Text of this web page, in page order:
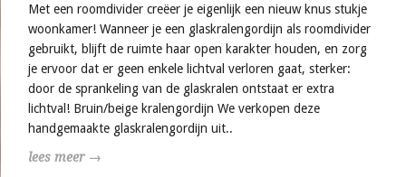
Met een roomdivider creëer je eigenlijk een nieuw knus stukje
woonkamer! Wanneer je een glaskralengordijn als roomdivider
gebruikt, blijft de ruimte haar open karakter houden, en zorg
je ervoor dat er geen enkele lichtval verloren gaat, sterker:
door de sprankeling van de glaskralen ontstaat er extra
lichtval! Bruin/beige kralengordijn We verkopen deze
handgemaakte glaskralengordijn uit..
lees meer →